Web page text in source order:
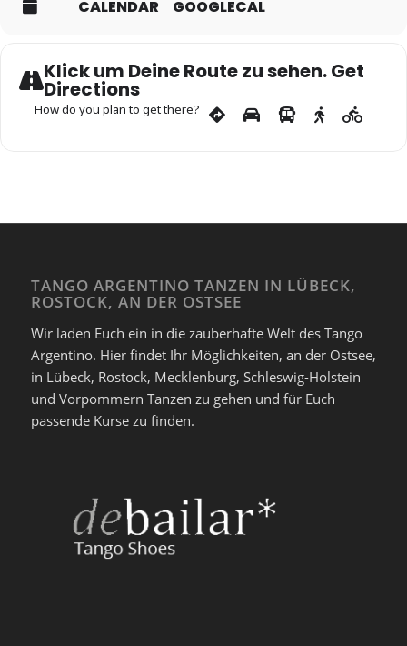
CALENDAR GOOGLECAL
Klick um Deine Route zu sehen. Get
Directions
How do you plan to get there?
TANGO ARGENTINO TANZEN IN LÜBECK,
ROSTOCK, AN DER OSTSEE
Wir laden Euch ein in die zauberhafte Welt des Tango
Argentino. Hier findet Ihr Möglichkeiten, an der Ostsee,
in Lübeck, Rostock, Mecklenburg, Schleswig-Holstein
und Vorpommern Tanzen zu gehen und für Euch
passende Kurse zu finden.